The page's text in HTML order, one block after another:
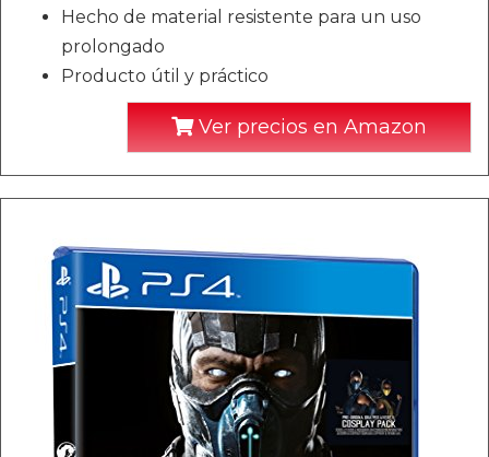
Hecho de material resistente para un uso
prolongado
Producto útil y práctico
Ver precios en Amazon